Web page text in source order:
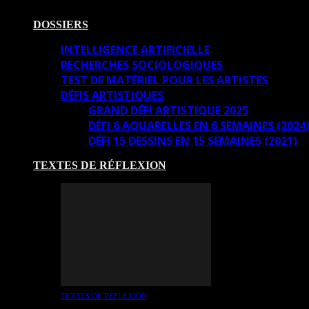
DOSSIERS
INTELLIGENCE ARTIFICIELLE
RECHERCHES SOCIOLOGIQUES
TEST DE MATÉRIEL POUR LES ARTISTES
DÉFIS ARTISTIQUES
GRAND DÉFI ARTISTIQUE 2025
DÉFI 6 AQUARELLES EN 6 SEMAINES (2024)
DÉFI 15 DESSINS EN 15 SEMAINES (2021)
TEXTES DE RÉFLEXION
TEXTES DE RÉFLEXION